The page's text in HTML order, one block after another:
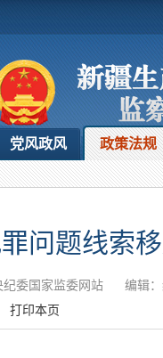
党风政风 政策法规
问题线索
委国家监委网站
编辑
打印本页